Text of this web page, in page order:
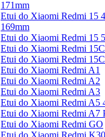
171mm
Etui do Xiaomi Redmi 15
169mm
Etui do Xiaomi Redmi 15
Etui do Xiaomi Redmi
Etui do Xiaomi Redmi
Etui do Xiaomi Redmi A1
Etui do Xiaomi Redmi A2
Etui do Xiaomi Redmi A3
Etui do Xiaomi Redmi A5
Etui do Xiaomi Redmi A7
Etui do Xiaomi Redmi GO
Etui do Xiaomi Redmi